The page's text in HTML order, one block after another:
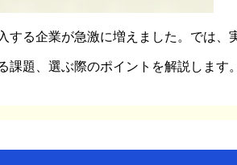
る企業が急激に増えました。では、
課題、選ぶ際のポイントを解説しま